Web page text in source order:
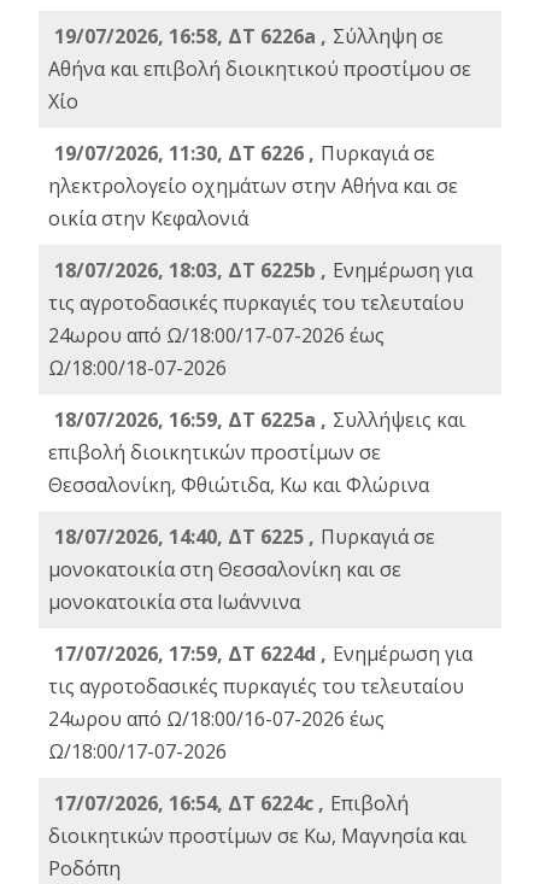
19/07/2026, 16:58, ΔΤ 6226a , Σύλληψη σε
Αθήνα και επιβολή διοικητικού προστίμου σε
Χίο
19/07/2026, 11:30, ΔΤ 6226 , Πυρκαγιά σε
ηλεκτρολογείο οχημάτων στην Αθήνα και σε
οικία στην Κεφαλονιά
18/07/2026, 18:03, ΔΤ 6225b , Ενημέρωση για
τις αγροτοδασικές πυρκαγιές του τελευταίου
24ωρου από Ω/18:00/17-07-2026 έως
Ω/18:00/18-07-2026
18/07/2026, 16:59, ΔT 6225a , Συλλήψεις και
επιβολή διοικητικών προστίμων σε
Θεσσαλονίκη, Φθιώτιδα, Κω και Φλώρινα
18/07/2026, 14:40, ΔΤ 6225 , Πυρκαγιά σε
μονοκατοικία στη Θεσσαλονίκη και σε
μονοκατοικία στα Ιωάννινα
17/07/2026, 17:59, ΔΤ 6224d , Ενημέρωση για
τις αγροτοδασικές πυρκαγιές του τελευταίου
24ωρου από Ω/18:00/16-07-2026 έως
Ω/18:00/17-07-2026
17/07/2026, 16:54, ΔΤ 6224c , Επιβολή
διοικητικών προστίμων σε Κω, Μαγνησία και
Ροδόπη